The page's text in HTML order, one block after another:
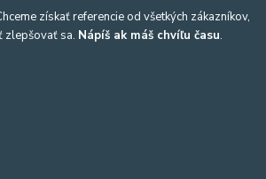
získať referencie od všetkých zákazníkov,
zlepšovať sa. Nápíš ak máš chvíľu času.